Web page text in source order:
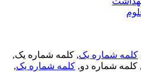
شماره یک, کلمه شماره یک,
شماره دو,کلمه شماره یک,